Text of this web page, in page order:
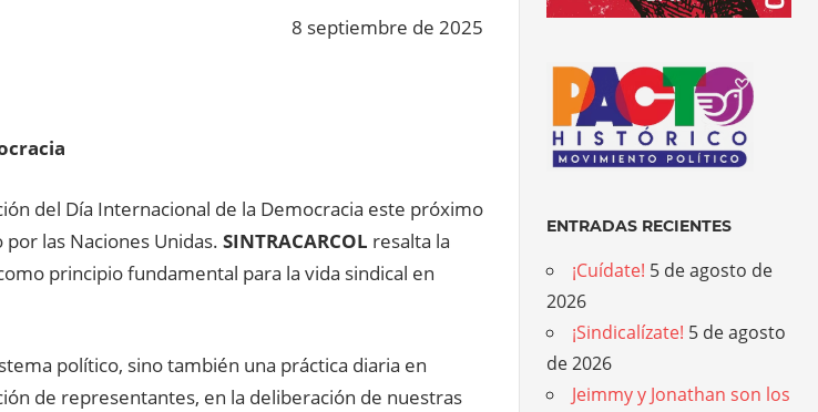
8 septiembre de 2025
del Día Internacional de la Democracia este próximo
las Naciones Unidas. SINTRACARCOL resalta la
principio fundamental para la vida sindical en
político, sino también una práctica diaria en
de representantes, en la deliberación de nuestras
ENTRADAS RECIENTES
¡Cuídate! 5 de agosto de
2026
¡Sindicalízate! 5 de agosto
de 2026
Jeimmy y Jonathan son los